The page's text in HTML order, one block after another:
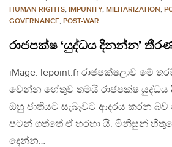
HUMAN RIGHTS, IMPUNITY, MILITARIZATION,
GOVERNANCE, POST-WAR
රාජපක්ෂ ‘යුද්ධය දිනන්න’
iMage: lepoint.fr රාජපක්ෂලාව ‌මේ
වෙන්න හේතුව තමයි රාජපක්ෂ
ඔහු ජාතියට සැබෑවට ආදරය කරන
පටන් ගත්තේ ඒ හරහා යි. මිනිසුන්
දෙන්න…